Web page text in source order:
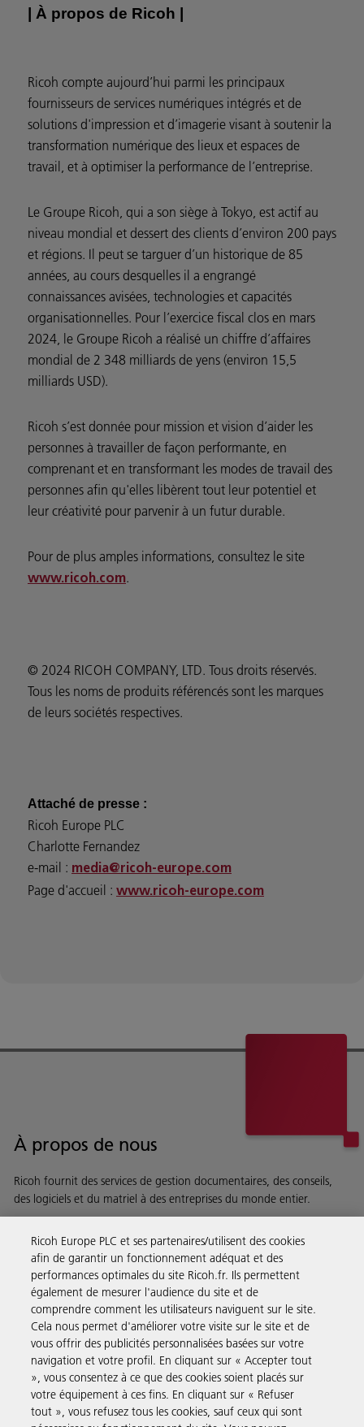
| À propos de Ricoh |
Ricoh compte aujourd’hui parmi les principaux
fournisseurs de services numériques intégrés et de
solutions d'impression et d’imagerie visant à soutenir la
transformation numérique des lieux et espaces de
travail, et à optimiser la performance de l’entreprise.
Le Groupe Ricoh, qui a son siège à Tokyo, est actif au
niveau mondial et dessert des clients d’environ 200 pays
et régions. Il peut se targuer d’un historique de 85
années, au cours desquelles il a engrangé
connaissances avisées, technologies et capacités
organisationnelles. Pour l’exercice fiscal clos en mars
2024, le Groupe Ricoh a réalisé un chiffre d’affaires
mondial de 2 348 milliards de yens (environ 15,5
milliards USD).
Ricoh s’est donnée pour mission et vision d’aider les
personnes à travailler de façon performante, en
comprenant et en transformant les modes de travail des
personnes afin qu'elles libèrent tout leur potentiel et
leur créativité pour parvenir à un futur durable.
Pour de plus amples informations, consultez le site
www.ricoh.com.
© 2024 RICOH COMPANY, LTD. Tous droits réservés.
Tous les noms de produits référencés sont les marques
de leurs sociétés respectives.
Attaché de presse :
Ricoh Europe PLC
Charlotte Fernandez
e-mail : media@ricoh-europe.com
Page d'accueil : www.ricoh-europe.com
À propos de nous
Ricoh fournit des services de gestion documentaires, des conseils,
des logiciels et du matriel à des entreprises du monde entier.
Solutions pour les entreprises
Produits et Services
Assistance & Contact
Ricoh Europe PLC et ses partenaires/utilisent des cookies
afin de garantir un fonctionnement adéquat et des
performances optimales du site Ricoh.fr. Ils permettent
également de mesurer l'audience du site et de
comprendre comment les utilisateurs naviguent sur le site.
Cela nous permet d'améliorer votre visite sur le site et de
vous offrir des publicités personnalisées basées sur votre
navigation et votre profil. En cliquant sur « Accepter tout
», vous consentez à ce que des cookies soient placés sur
votre équipement à ces fins. En cliquant sur « Refuser
tout », vous refusez tous les cookies, sauf ceux qui sont